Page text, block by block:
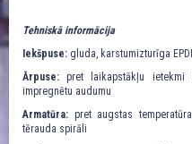
Tehniskā informācija
Iekšpuse: gluda, karstumizturīga
Ārpuse: pret laikapstākļu
impregnētu audumu
Armatūra: pret augstas
tērauda spirāli